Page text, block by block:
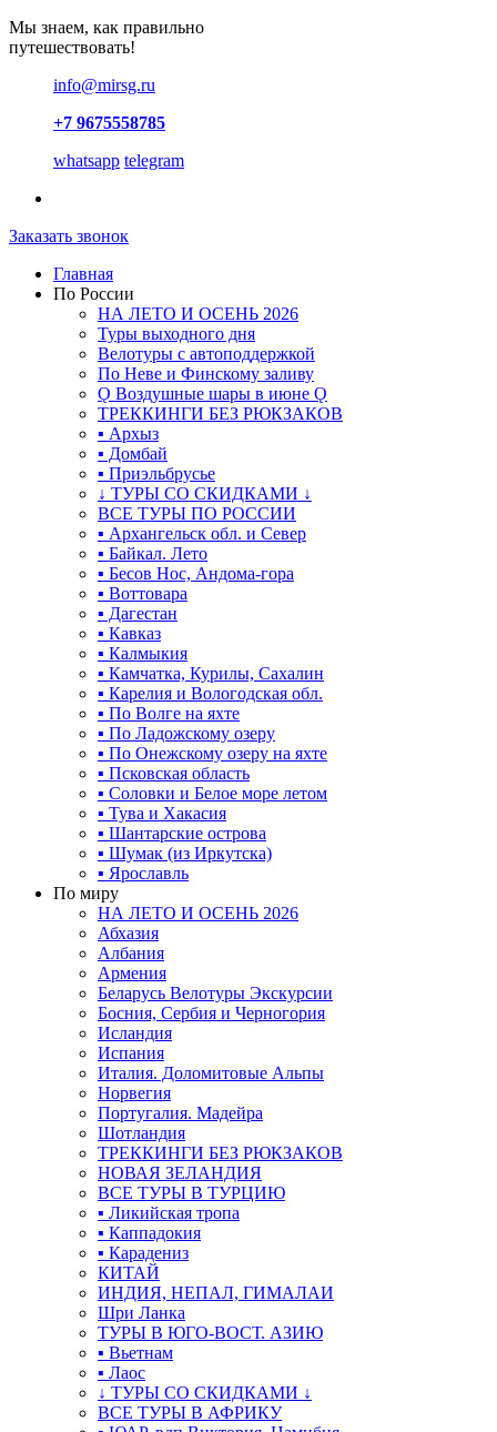
Мы знаем, как правильно
путешествовать!
info@mirsg.ru
+7 9675558785
whatsapp telegram
Заказать звонок
Главная
По России
НА ЛЕТО И ОСЕНЬ 2026
Туры выходного дня
Велотуры с автоподдержкой
По Неве и Финскому заливу
Ǫ Воздушные шары в июне Ǫ
ТРЕККИНГИ БЕЗ РЮКЗАКОВ
▪ Архыз
▪ Домбай
▪ Приэльбрусье
↓ ТУРЫ СО СКИДКАМИ ↓
ВСЕ ТУРЫ ПО РОССИИ
▪ Архангельск обл. и Север
▪ Байкал. Лето
▪ Бесов Нос, Андома-гора
▪ Воттовара
▪ Дагестан
▪ Кавказ
▪ Калмыкия
▪ Камчатка, Курилы, Сахалин
▪ Карелия и Вологодская обл.
▪ По Волге на яхте
▪ По Ладожскому озеру
▪ По Онежскому озеру на яхте
▪ Псковская область
▪ Соловки и Белое море летом
▪ Тува и Хакасия
▪ Шантарские острова
▪ Шумак (из Иркутска)
▪ Ярославль
По миру
НА ЛЕТО И ОСЕНЬ 2026
Абхазия
Албания
Армения
Беларусь Велотуры Экскурсии
Босния, Сербия и Черногория
Исландия
Испания
Италия. Доломитовые Альпы
Норвегия
Португалия. Мадейра
Шотландия
ТРЕККИНГИ БЕЗ РЮКЗАКОВ
НОВАЯ ЗЕЛАНДИЯ
ВСЕ ТУРЫ В ТУРЦИЮ
▪ Ликийская тропа
▪ Каппадокия
▪ Карадениз
КИТАЙ
ИНДИЯ, НЕПАЛ, ГИМАЛАИ
Шри Ланка
ТУРЫ В ЮГО-ВОСТ. АЗИЮ
▪ Вьетнам
▪ Лаос
↓ ТУРЫ СО СКИДКАМИ ↓
ВСЕ ТУРЫ В АФРИКУ